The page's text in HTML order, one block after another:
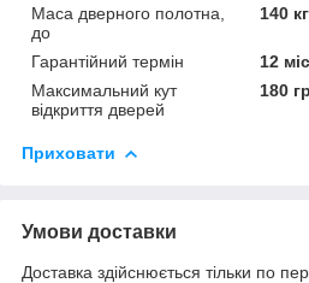
Маса дверного полотна,
до
140 кг
Гарантійний термін
12 міс
Максимальний кут
відкриття дверей
180
Приховати
Умови доставки
Доставка здійснюється тільки по